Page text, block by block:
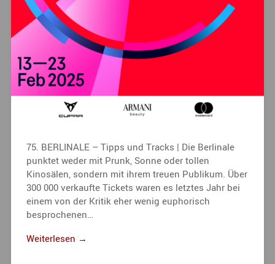
75. BERLINALE – Tipps und Tracks | Die Berlinale
punktet weder mit Prunk, Sonne oder tollen
Kinosälen, sondern mit ihrem treuen Publikum. Über
300 000 verkaufte Tickets waren es letztes Jahr bei
einem von der Kritik eher wenig euphorisch
besprochenen…
Weiterlesen →